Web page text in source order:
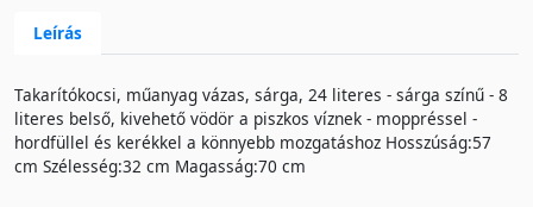
Leírás
Takarítókocsi, műanyag vázas, sárga, 24 literes - sárga színű - 8
literes belső, kivehető vödör a piszkos víznek - moppréssel -
hordfüllel és kerékkel a könnyebb mozgatáshoz Hosszúság:57
cm Szélesség:32 cm Magasság:70 cm